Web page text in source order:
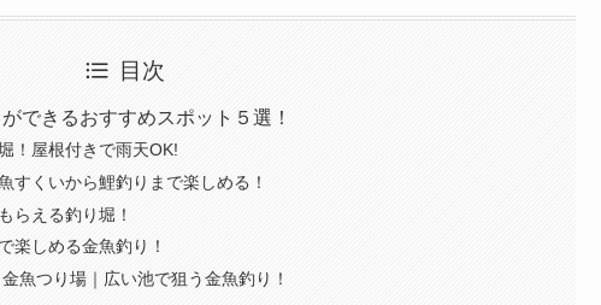
目次
できるおすすめスポット５選！
！屋根付きで雨天OK!
すくいから鯉釣りまで楽しめる！
らえる釣り堀！
楽しめる金魚釣り！
魚つり場｜広い池で狙う金魚釣り！